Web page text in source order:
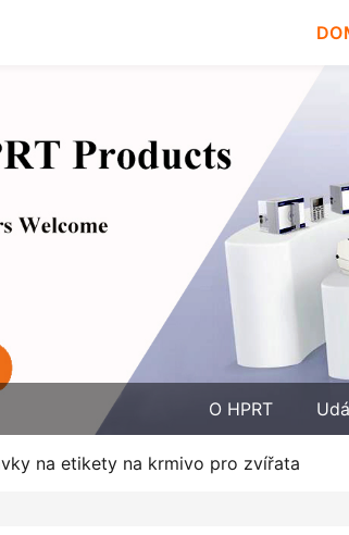
O HPRT
na etikety na krmivo pro zvířata